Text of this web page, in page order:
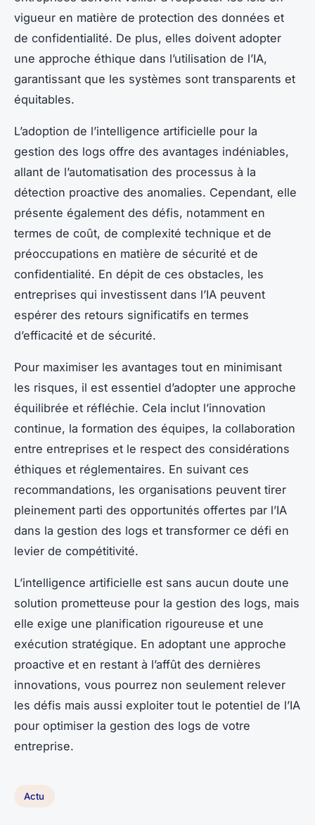
vigueur en matière de protection des données et
de confidentialité. De plus, elles doivent adopter
une approche éthique dans l’utilisation de l’IA,
garantissant que les systèmes sont transparents et
équitables.
L’adoption de l’intelligence artificielle pour la
gestion des logs offre des avantages indéniables,
allant de l’automatisation des processus à la
détection proactive des anomalies. Cependant, elle
présente également des défis, notamment en
termes de coût, de complexité technique et de
préoccupations en matière de sécurité et de
confidentialité. En dépit de ces obstacles, les
entreprises qui investissent dans l’IA peuvent
espérer des retours significatifs en termes
d’efficacité et de sécurité.
Pour maximiser les avantages tout en minimisant
les risques, il est essentiel d’adopter une approche
équilibrée et réfléchie. Cela inclut l’innovation
continue, la formation des équipes, la collaboration
entre entreprises et le respect des considérations
éthiques et réglementaires. En suivant ces
recommandations, les organisations peuvent tirer
pleinement parti des opportunités offertes par l’IA
dans la gestion des logs et transformer ce défi en
levier de compétitivité.
L’intelligence artificielle est sans aucun doute une
solution prometteuse pour la gestion des logs, mais
elle exige une planification rigoureuse et une
exécution stratégique. En adoptant une approche
proactive et en restant à l’affût des dernières
innovations, vous pourrez non seulement relever
les défis mais aussi exploiter tout le potentiel de l’IA
pour optimiser la gestion des logs de votre
entreprise.
Actu